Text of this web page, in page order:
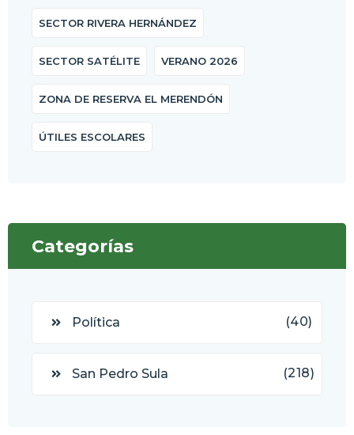
SECTOR RIVERA HERNÁNDEZ
SECTOR SATÉLITE VERANO 2026
ZONA DE RESERVA EL MERENDÓN
ÚTILES ESCOLARES
Categorías
Política (40)
San Pedro Sula (218)